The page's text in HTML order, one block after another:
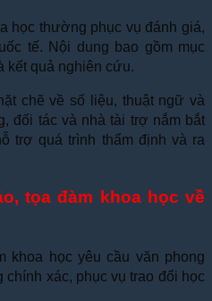
học thường phục vụ đánh giá,
tế. Nội dung bao gồm mục
kết quả nghiên cứu.
chẽ về số liệu, thuật ngữ và
đối tác và nhà tài trợ nắm bắt
trợ quá trình thẩm định và ra
tọa đàm khoa học về
khoa học yêu cầu văn phong
xác, phục vụ trao đổi học